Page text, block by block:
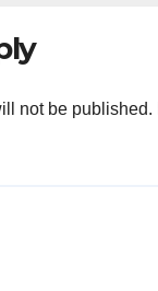
not be published.